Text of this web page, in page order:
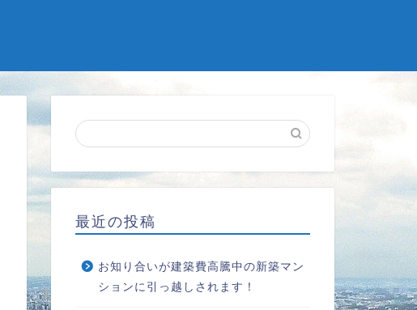
最近の投稿
お知り合いが建築費高騰中の新築マン
ションに引っ越しされます！